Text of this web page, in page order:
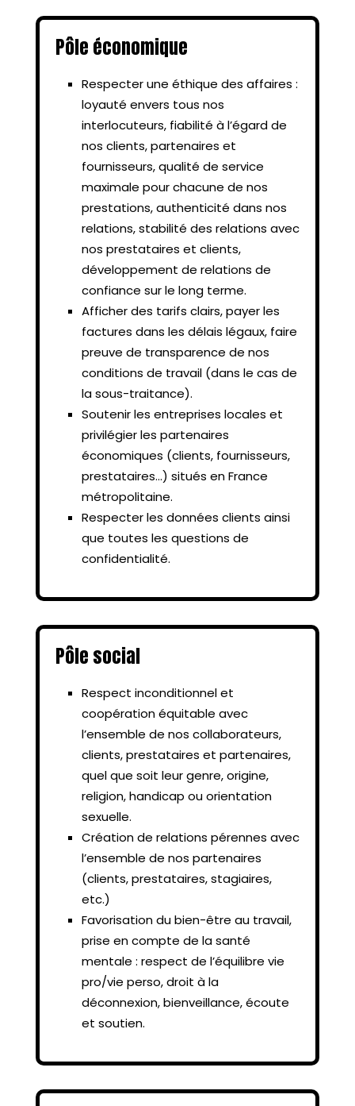
Pôle économique
Respecter une éthique des affaires :
loyauté envers tous nos
interlocuteurs, fiabilité à l’égard de
nos clients, partenaires et
fournisseurs, qualité de service
maximale pour chacune de nos
prestations, authenticité dans nos
relations, stabilité des relations avec
nos prestataires et clients,
développement de relations de
confiance sur le long terme.
Afficher des tarifs clairs, payer les
factures dans les délais légaux, faire
preuve de transparence de nos
conditions de travail (dans le cas de
la sous-traitance).
Soutenir les entreprises locales et
privilégier les partenaires
économiques (clients, fournisseurs,
prestataires…) situés en France
métropolitaine.
Respecter les données clients ainsi
que toutes les questions de
confidentialité.
Pôle social
Respect inconditionnel et
coopération équitable avec
l’ensemble de nos collaborateurs,
clients, prestataires et partenaires,
quel que soit leur genre, origine,
religion, handicap ou orientation
sexuelle.
Création de relations pérennes avec
l’ensemble de nos partenaires
(clients, prestataires, stagiaires,
etc.)
Favorisation du bien-être au travail,
prise en compte de la santé
mentale : respect de l’équilibre vie
pro/vie perso, droit à la
déconnexion, bienveillance, écoute
et soutien.